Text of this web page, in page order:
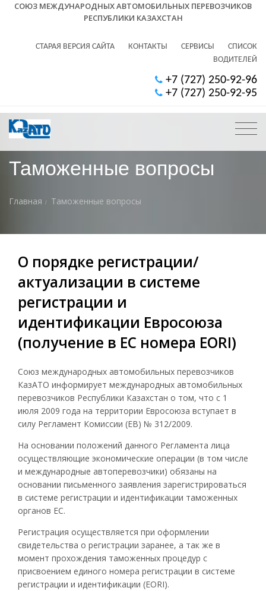
СОЮЗ МЕЖДУНАРОДНЫХ АВТОМОБИЛЬНЫХ ПЕРЕВОЗЧИКОВ
РЕСПУБЛИКИ КАЗАХСТАН
СТАРАЯ ВЕРСИЯ САЙТА КОНТАКТЫ СЕРВИСЫ
СПИСОК
ВОДИТЕЛЕЙ
+7 (727) 250-92-96
+7 (727) 250-92-95
Таможенные вопросы
Главная Таможенные вопросы
О порядке регистрации/
актуализации в системе
регистрации и
идентификации Евросоюза
(получение в ЕС номера EORI)
Союз международных автомобильных перевозчиков
КазАТО информирует международных автомобильных
перевозчиков Республики Казахстан о том, что с 1
июля 2009 года на территории Евросоюза вступает в
силу Регламент Комиссии (ЕВ) № 312/2009.
На основании положений данного Регламента лица
осуществляющие экономические операции (в том числе
и международные автоперевозчики) обязаны на
основании письменного заявления зарегистрироваться
в системе регистрации и идентификации таможенных
органов ЕС.
Регистрация осуществляется при оформлении
свидетельства о регистрации заранее, а так же в
момент прохождения таможенных процедур с
присвоением единого номера регистрации в системе
регистрации и идентификации (EORI).